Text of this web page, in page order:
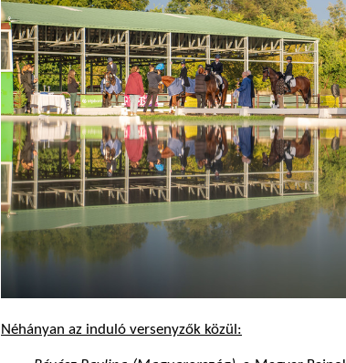
Néhányan az induló versenyzők közül: